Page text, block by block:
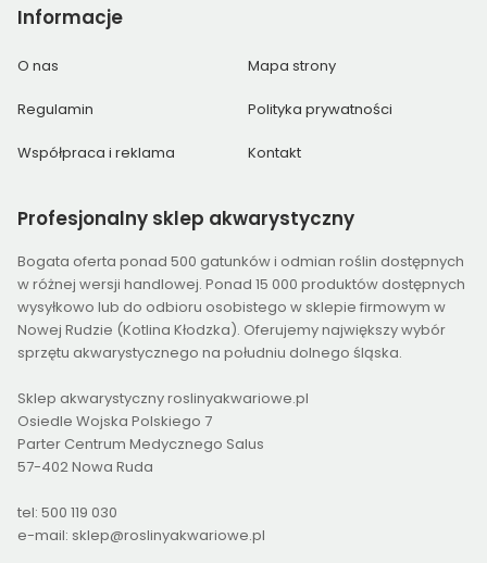
Informacje
O nas Mapa strony
Regulamin Polityka prywatności
Współpraca i reklama Kontakt
Profesjonalny sklep akwarystyczny
Bogata oferta ponad 500 gatunków i odmian roślin dostępnych
w różnej wersji handlowej. Ponad 15 000 produktów dostępnych
wysyłkowo lub do odbioru osobistego w sklepie firmowym w
Nowej Rudzie (Kotlina Kłodzka). Oferujemy największy wybór
sprzętu akwarystycznego na południu dolnego śląska.
Sklep akwarystyczny roslinyakwariowe.pl
Osiedle Wojska Polskiego 7
Parter Centrum Medycznego Salus
57-402 Nowa Ruda
tel: 500 119 030
e-mail: sklep@roslinyakwariowe.pl